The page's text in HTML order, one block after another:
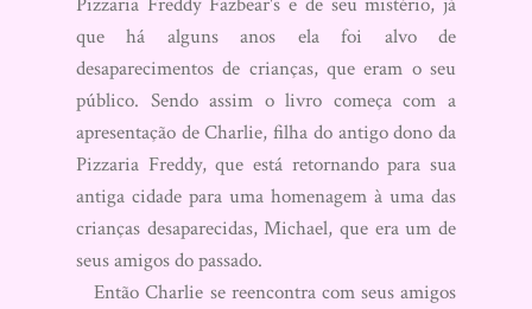
que há alguns anos ela foi alvo de
desaparecimentos de crianças, que eram o seu
público. Sendo assim o livro começa com a
apresentação de Charlie, filha do antigo dono da
Pizzaria Freddy, que está retornando para sua
antiga cidade para uma homenagem à uma das
crianças desaparecidas, Michael, que era um de
seus amigos do passado.
Então Charlie se reencontra com seus amigos